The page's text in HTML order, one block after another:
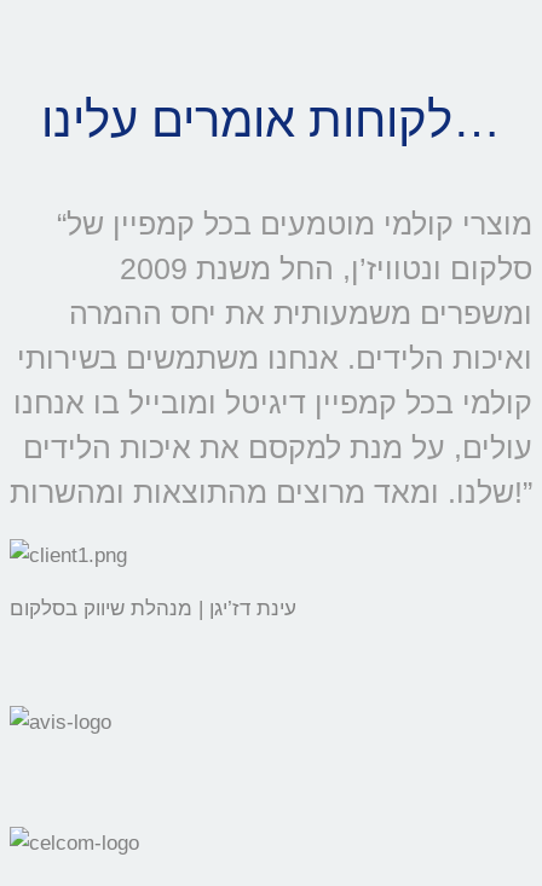
לקוחות אומרים עלינו…
“מוצרי קולמי מוטמעים בכל קמפיין של
סלקום ונטוויז’ן, החל משנת 2009
ומשפרים משמעותית את יחס ההמרה
ואיכות הלידים. אנחנו משתמשים בשירותי
קולמי בכל קמפיין דיגיטל ומובייל בו אנחנו
עולים, על מנת למקסם את איכות הלידים
שלנו. ומאד מרוצים מהתוצאות ומהשרות!”
עינת דז’יגן | מנהלת שיווק בסלקום